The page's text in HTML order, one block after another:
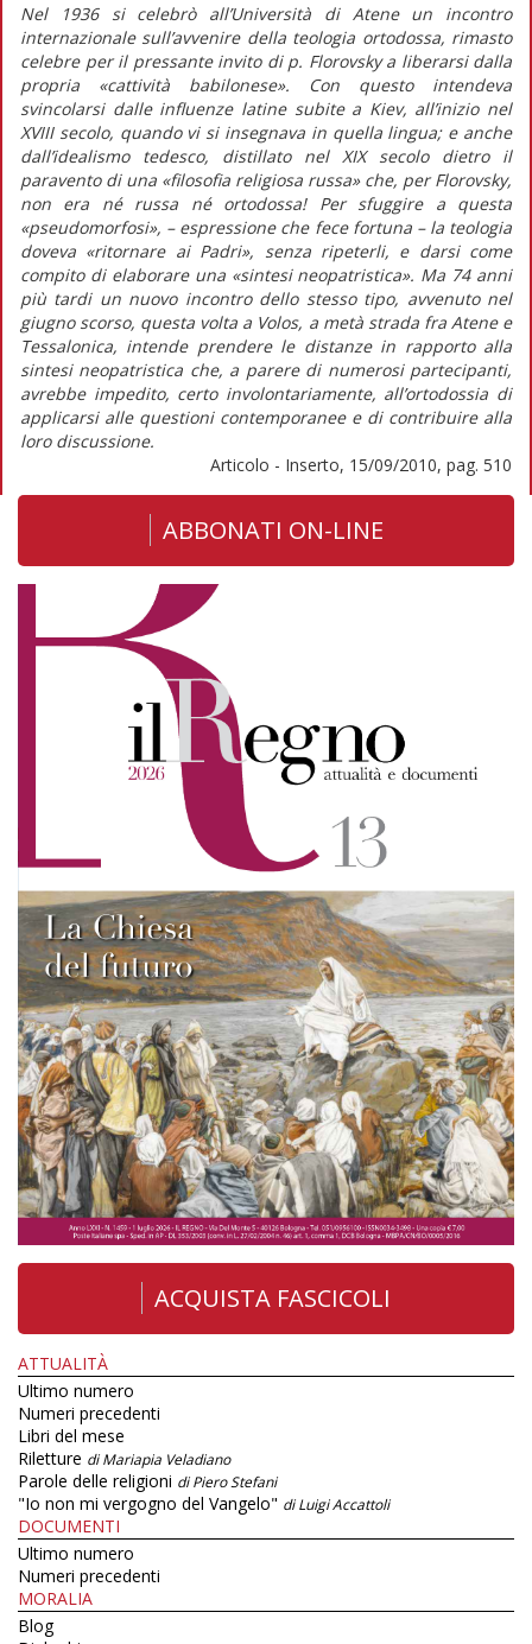
Nel 1936 si celebrò all’Università di Atene un incontro
internazionale sull’avvenire della teologia ortodossa, rimasto
celebre per il pressante invito di p. Florovsky a liberarsi dalla
propria «cattività babilonese». Con questo intendeva
svincolarsi dalle influenze latine subite a Kiev, all’inizio nel
XVIII secolo, quando vi si insegnava in quella lingua; e anche
dall’idealismo tedesco, distillato nel XIX secolo dietro il
paravento di una «filosofia religiosa russa» che, per Florovsky,
non era né russa né ortodossa! Per sfuggire a questa
«pseudomorfosi», – espressione che fece fortuna – la teologia
doveva «ritornare ai Padri», senza ripeterli, e darsi come
compito di elaborare una «sintesi neopatristica». Ma 74 anni
più tardi un nuovo incontro dello stesso tipo, avvenuto nel
giugno scorso, questa volta a Volos, a metà strada fra Atene e
Tessalonica, intende prendere le distanze in rapporto alla
sintesi neopatristica che, a parere di numerosi partecipanti,
avrebbe impedito, certo involontariamente, all’ortodossia di
applicarsi alle questioni contemporanee e di contribuire alla
loro discussione.
Articolo - Inserto, 15/09/2010, pag. 510
ABBONATI ON-LINE
ACQUISTA FASCICOLI
ATTUALITÀ
Ultimo numero
Numeri precedenti
Libri del mese
Riletture di Mariapia Veladiano
Parole delle religioni di Piero Stefani
"Io non mi vergogno del Vangelo" di Luigi Accattoli
DOCUMENTI
Ultimo numero
Numeri precedenti
MORALIA
Blog